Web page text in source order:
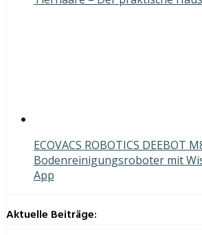
ECOVACS ROBOTICS DEEBOT
Bodenreinigungsroboter mit
App
Aktuelle Beiträge: